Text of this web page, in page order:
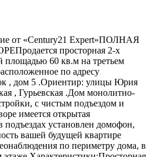
от «Сеntury21 Еxрert»ПОЛНАЯ
просторная 2-х
плoщaдью 60 кв.м на третьем
по адресу
, дом 5 .Ориентир: улицы Юрия
, Гурьевская .Дом монолитно-
с чистым подъездом и
имеется открытая
подъездах установлен домофон,
вашей будущей квартире
по периметру дома, в